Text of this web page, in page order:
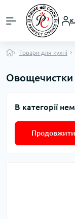
Товари для кухні
В категорії
Продовжити